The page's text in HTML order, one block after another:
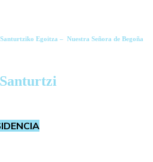
Egoitza – Nuestra Señora de Begoña
Santurtzi